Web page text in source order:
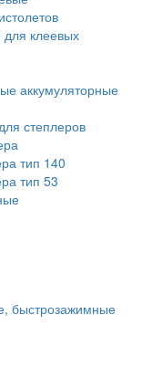
клеевых
аккумуляторные
степлеров
тип 140
тип 53
быстрозажимные